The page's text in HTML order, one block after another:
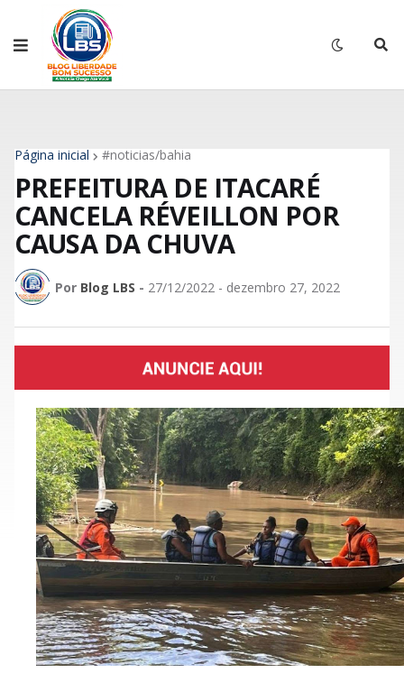
Página inicial #noticias/bahia
PREFEITURA DE ITACARÉ
CANCELA RÉVEILLON POR
CAUSA DA CHUVA
Por Blog LBS - 27/12/2022 - dezembro 27, 2022